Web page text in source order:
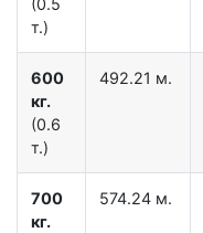
т.)
600
кг.
(0.6
т.)
492.21 м.
700
кг.
574.24 м.